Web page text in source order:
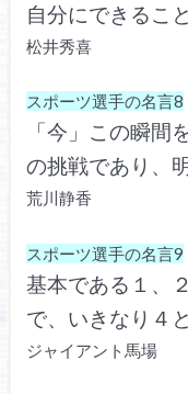
自分にできるこ
松井秀喜
スポーツ選手の名言8
「今」この瞬間
の挑戦であり、
荒川静香
スポーツ選手の名言9
基本である１、
で、いきなり４
ジャイアント馬場